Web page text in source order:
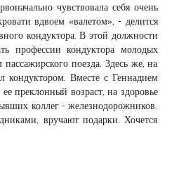
чувствовала себя очень
вдвоем «валетом», - делится
кондуктора. В этой должности
профессии кондуктора молодых
поезда. Здесь же, на
кондуктором. Вместе с Геннадием
преклонный возраст, на здоровье
коллег - железнодорожников.
вручают подарки. Хочется